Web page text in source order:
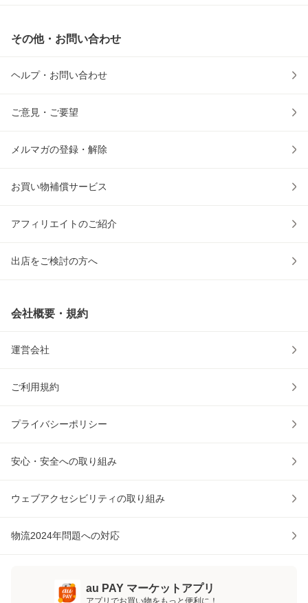
その他・お問い合わせ
ヘルプ・お問い合わせ
ご意見・ご要望
メルマガの登録・解除
お買い物補償サービス
アフィリエイトのご紹介
出店をご検討の方へ
会社概要・規約
運営会社
ご利用規約
プライバシーポリシー
安心・安全への取り組み
ウェブアクセシビリティの取り組み
物流2024年問題への対応
au PAY マーケットアプリ
アプリでお買い物をもっと便利に！